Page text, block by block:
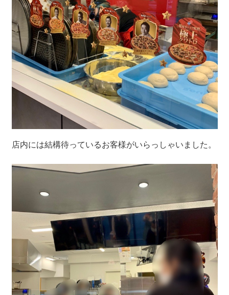
店内には結構待っているお客様がいらっしゃいました。